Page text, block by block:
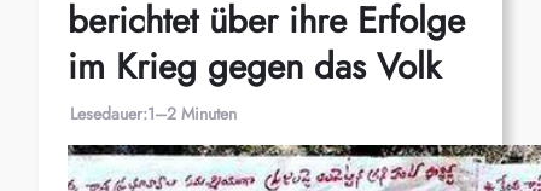
berichtet über ihre Erfolge
im Krieg gegen das Volk
Lesedauer:1–2 Minuten